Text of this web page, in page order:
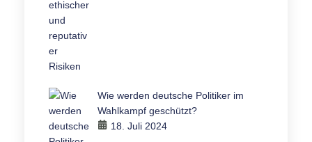
Wie werden deutsche Politiker im
Wahlkampf geschützt?
18. Juli 2024